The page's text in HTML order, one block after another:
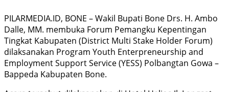
PILARMEDIA.ID, BONE – Wakil Bupati Bone Drs. H. Ambo
Dalle, MM. membuka Forum Pemangku Kepentingan
Tingkat Kabupaten (District Multi Stake Holder Forum)
dilaksanakan Program Youth Enterpreneurship and
Employment Support Service (YESS) Polbangtan Gowa –
Bappeda Kabupaten Bone.